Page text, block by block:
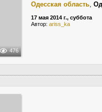
476
Одесская область,
17 мая 2014 г., суббота
Автор: ariss_ka